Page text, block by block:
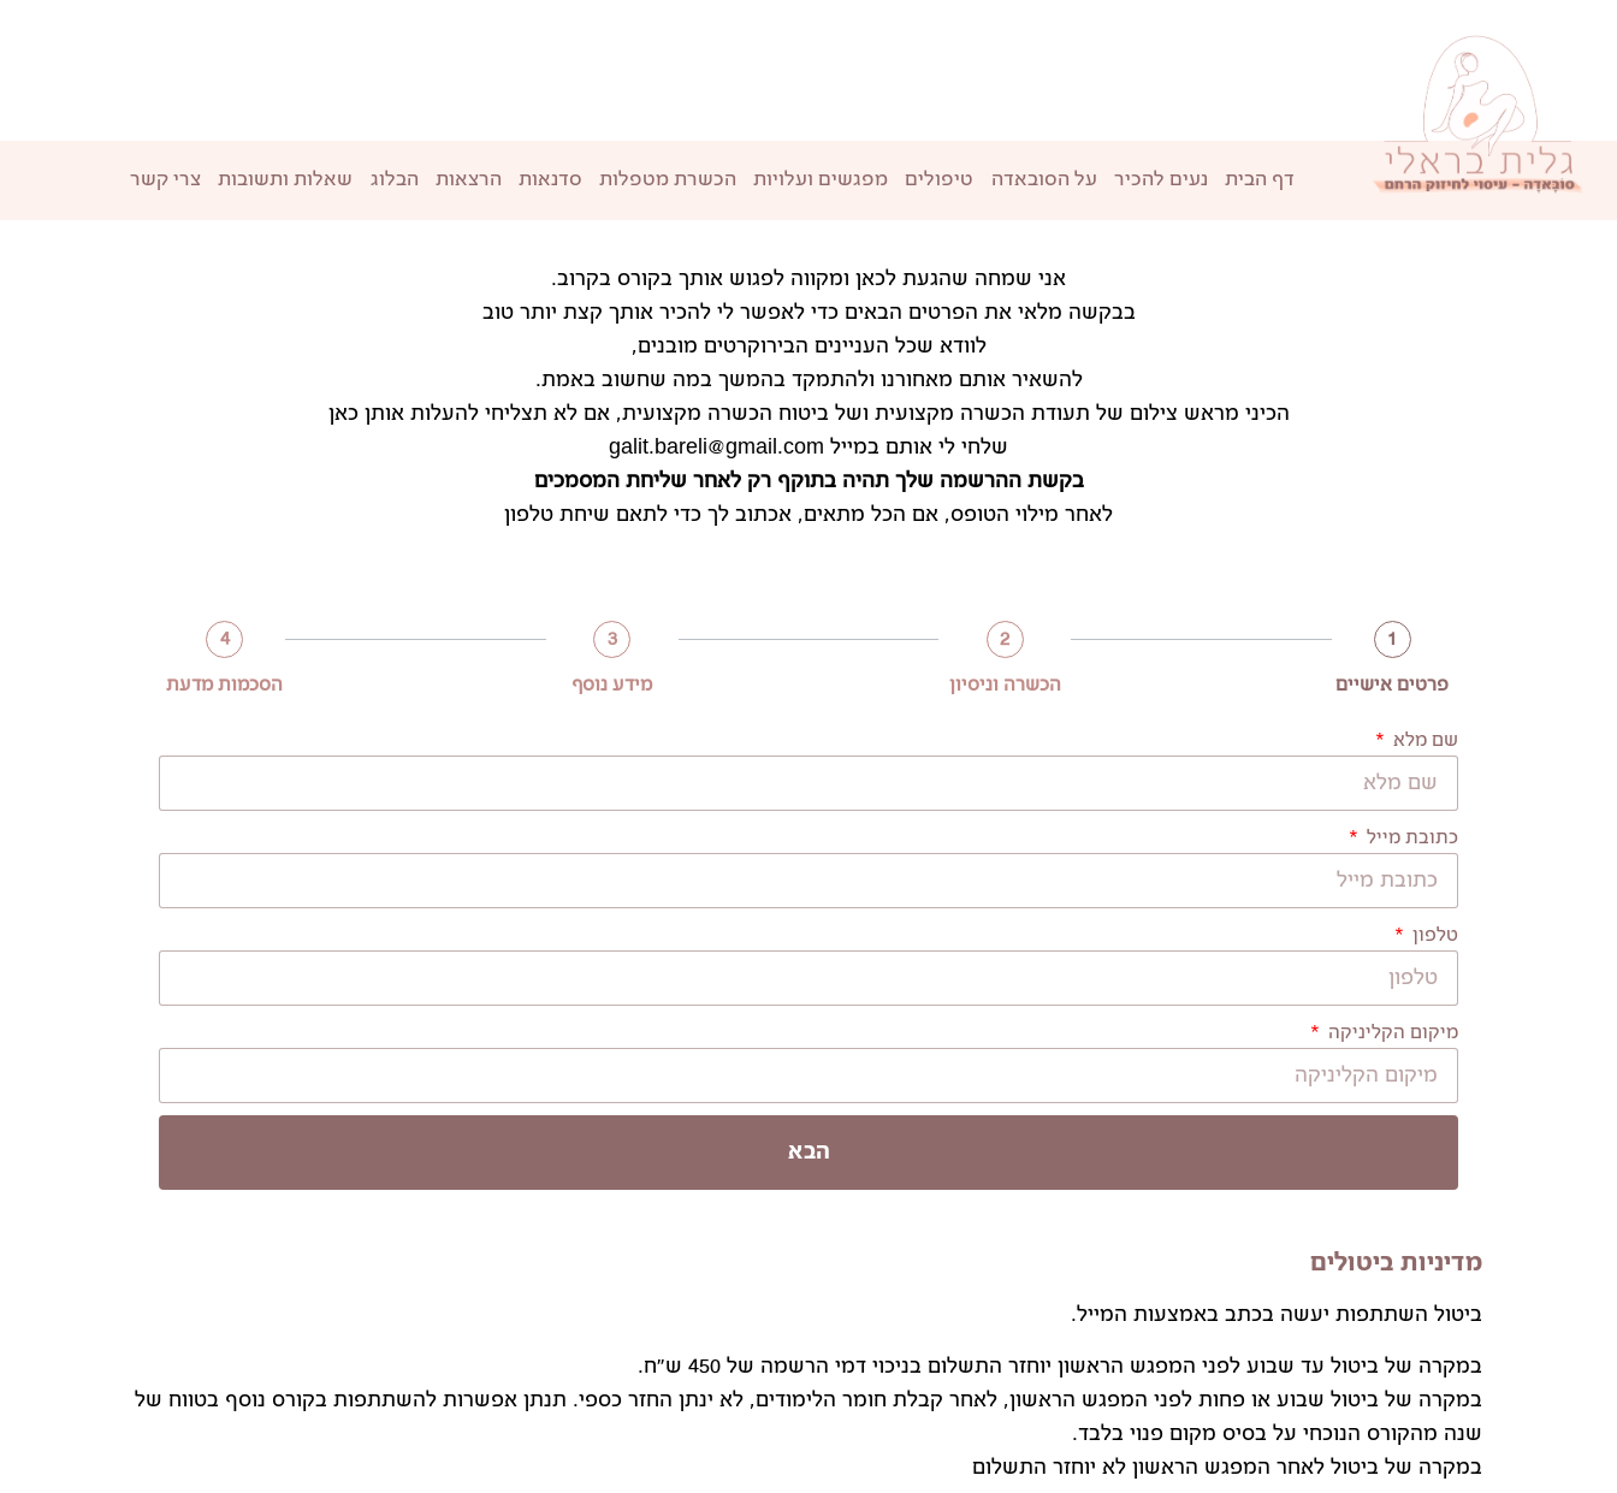
דף הבית נעים להכיר על הסובאדה טיפולים מפגשים ועלויות הכשרת מטפלות סדנאות הרצאות הבלוג שאלות ותשובות צרי קשר
אני שמחה שהגעת לכאן ומקווה לפגוש אותך בקורס בקרוב.
בבקשה מלאי את הפרטים הבאים כדי לאפשר לי להכיר אותך קצת יותר טוב
לוודא שכל העניינים הבירוקרטים מובנים,
להשאיר אותם מאחורנו ולהתמקד בהמשך במה שחשוב באמת.
הכיני מראש צילום של תעודת הכשרה מקצועית ושל ביטוח הכשרה מקצועית, אם לא תצליחי להעלות אותן כאן
שלחי לי אותם במייל galit.bareli@gmail.com
בקשת ההרשמה שלך תהיה בתוקף רק לאחר שליחת המסמכים
לאחר מילוי הטופס, אם הכל מתאים, אכתוב לך כדי לתאם שיחת טלפון
1
פרטים אישיים
2
הכשרה וניסיון
3
מידע נוסף
4
הסכמות מדעת
שם מלא
כתובת מייל
טלפון
מיקום הקליניקה
הבא
מדיניות ביטולים
ביטול השתתפות יעשה בכתב באמצעות המייל.
במקרה של ביטול עד שבוע לפני המפגש הראשון יוחזר התשלום בניכוי דמי הרשמה של 450 ש"ח.
במקרה של ביטול שבוע או פחות לפני המפגש הראשון, לאחר קבלת חומר הלימודים, לא ינתן החזר כספי. תנתן אפשרות להשתתפות בקורס נוסף בטווח של
שנה מהקורס הנוכחי על בסיס מקום פנוי בלבד.
במקרה של ביטול לאחר המפגש הראשון לא יוחזר התשלום